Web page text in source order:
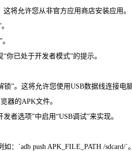
将允许您从非官方应用商店安装应用。
你已处于开发者模式”的提示。
”。这将允许您使用USB数据线连接电
器的APK文件。
者选项”中启用“USB调试”来实现。
：`adb push APK_FILE_PATH /sdcard/`。